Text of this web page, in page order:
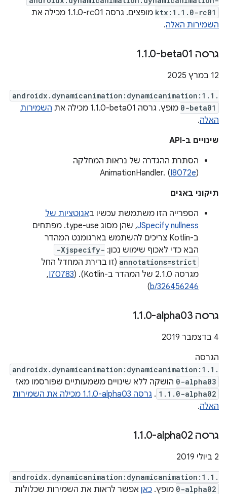
ktx:1.1.0-rc01 מופצים. גרסה ‎1.1.0-rc01 מכילה את
השמירות האלה.
גרסה ‎1 .1.0-beta01
‫12 במרץ 2025
androidx.dynamicanimation:dynamicanimation:1.1.
0-beta01 מופץ. גרסה ‎1.1.0-beta01 מכילה את
השמירות
האלה.
שינויים ב-API
הסתרת ההגדרה של נראות המחלקה
AnimationHandler. (I8072e)
תיקוני באגים
הספרייה הזו משתמשת עכשיו באנוטציות של
JSpecify nullness
, שהן מסוג type-use. מפתחים
ב-Kotlin צריכים להשתמש בארגומנט המהדר
הבא כדי לאכוף שימוש נכון: -Xjspecify-
annotations=strict (זו ברירת המחדל החל
מגרסה 2.1.0 של המהדר ב-Kotlin). ‫(
I70783
, ‏
b/326456246
)
גרסה ‎1 .1.0-alpha03
4 בדצמבר 2019
הגרסה
androidx.dynamicanimation:dynamicanimation:1.1.
0-alpha03 הושקה ללא שינויים משמעותיים שפורסמו מאז
1.1.0-alpha02
.
גרסה ‎1.1.0-alpha03 מכילה את השמירות
האלה.
גרסה ‎1 .1.0-alpha02
‫2 ביולי 2019
androidx.dynamicanimation:dynamicanimation:1.1.
0-alpha02 מופץ. כאן אפשר לראות את השמירות שכלולות